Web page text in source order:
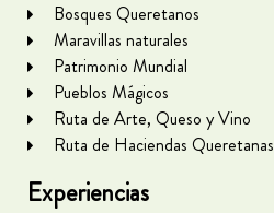
Bosques Queretanos
Maravillas naturales
Patrimonio Mundial
Pueblos Mágicos
Ruta de Arte, Queso y Vino
Ruta de Haciendas Queretanas
Experiencias